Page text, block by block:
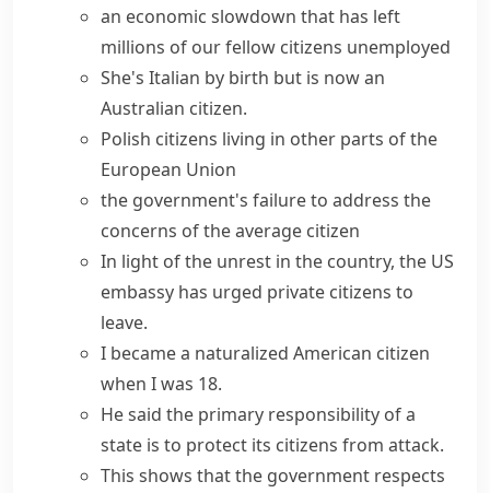
an economic slowdown that has left
millions of ourfellow citizens unemployed
She's Italian by birth but is now an
Australian citizen.
Polish citizens living in other parts of the
European Union
the government's failure to address the
concerns of the average citizen
In light of the unrest in the country, the US
embassy has urged private citizens to
leave.
I becamea naturalized American citizen
when I was 18.
He said the primary responsibility of a
state is to protect its citizens from attack.
This shows that the government respects